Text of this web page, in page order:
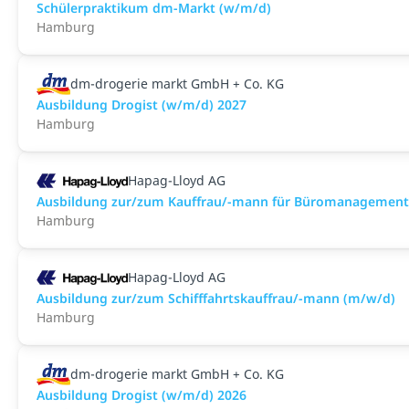
Schülerpraktikum dm-Markt (w/m/d)
Hamburg
dm-drogerie markt GmbH + Co. KG
Ausbildung Drogist (w/m/d) 2027
Hamburg
Hapag-Lloyd AG
Ausbildung zur/zum Kauffrau/-mann für
Hamburg
Hapag-Lloyd AG
Ausbildung zur/zum Schifffahrtskauffrau/-mann (m/w/d)
Hamburg
dm-drogerie markt GmbH + Co. KG
Ausbildung Drogist (w/m/d) 2026